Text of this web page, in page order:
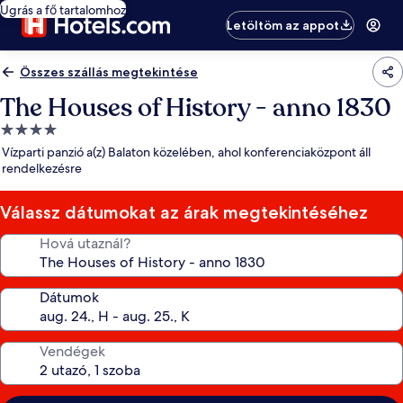
Ugrás a fő tartalomhoz
Letöltöm az appot
Összes szállás megtekintése
The Houses of History - anno 1830
4.0
csillagos
szálláshely
Vízparti panzió a(z) Balaton közelében, ahol konferenciaközpont áll
rendelkezésre
Válassz dátumokat az árak megtekintéséhez
Hová utaznál?
Dátumok
Vendégek